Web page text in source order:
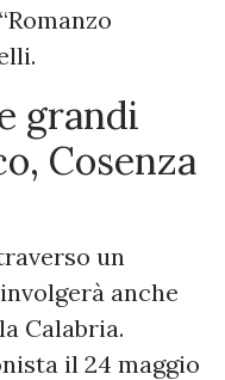
grandi
Cosenza
un
anche
Calabria.
il 24 maggio